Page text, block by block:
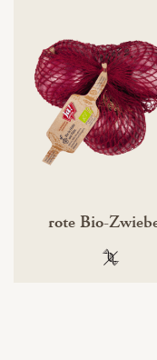
rote Bio-
100 %